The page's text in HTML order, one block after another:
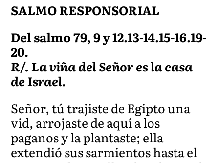
SALMO RESPONSORIAL
Del salmo 79, 9 y 12.13-14.15-16.19-
20.
R/. La viña del Señor es la casa
de Israel.
Señor, tú trajiste de Egipto una
vid, arrojaste de aquí a los
paganos y la plantaste; ella
extendió sus sarmientos hasta el